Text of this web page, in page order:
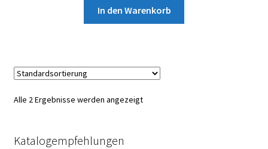
In den Warenkorb
Alle 2 Ergebnisse werden angezeigt
Katalogempfehlungen